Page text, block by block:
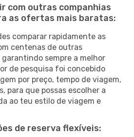
com outras companhias
as ofertas mais baratas:
comparar rapidamente as
centenas de outras
garantindo sempre a melhor
de pesquisa foi concebido
por preço, tempo de viagem,
para que possas escolher a
ao teu estilo de viagem e
de reserva flexíveis: